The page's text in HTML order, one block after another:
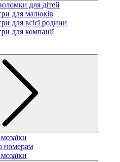
для дітей
для малюків
для всієї родини
для компанії
номерам